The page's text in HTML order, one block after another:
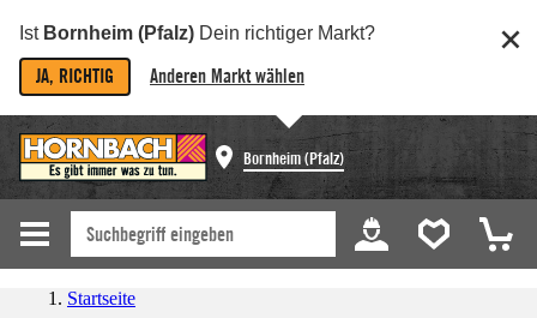
Ist Bornheim (Pfalz) Dein richtiger Markt?
JA, RICHTIG Anderen Markt wählen
Bornheim (Pfalz)
Startseite